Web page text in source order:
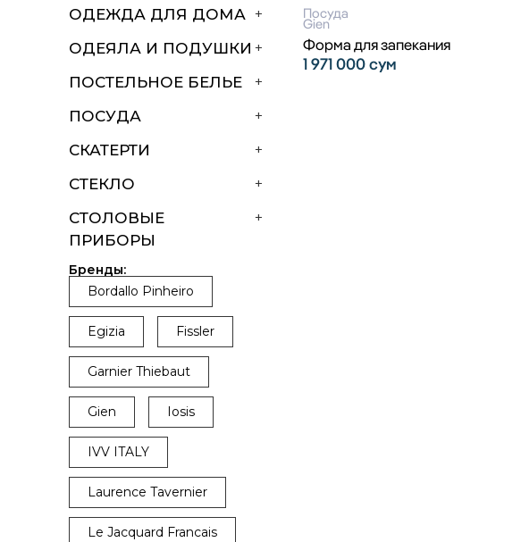
+
ОДЕЖДА ДЛЯ ДОМА
+
ОДЕЯЛА И ПОДУШКИ
+
ПОСТЕЛЬНОЕ БЕЛЬЕ
+
ПОСУДА
+
СКАТЕРТИ
+
СТЕКЛО
+
СТОЛОВЫЕ
ПРИБОРЫ
Бренды:
Bordallo Pinheiro
Egizia Fissler
Garnier Thiebaut
Gien Iosis
IVV ITALY
Laurence Tavernier
Le Jacquard Francais
Посуда
Gien
Форма для запекания
1 971 000сум